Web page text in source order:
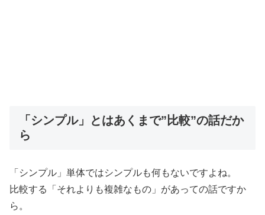
「シンプル」とはあくまで”比較”の話だか
ら
「シンプル」単体ではシンプルも何もないですよね。
比較する「それよりも複雑なもの」があっての話ですか
ら。